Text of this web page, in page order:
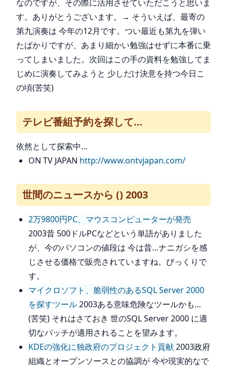
なのですが、その際に活用させていただこうと思いま
す。ありがとうございます。→ そういえば、最寄の
第九演奏は 今年の12月です。つい最近も第九を弾い
たばかりですが、あまり細かい勉強はせずに本番に乗
ってしまいました。次回はこの手の資料を勉強してま
じめに演奏してみようと 少しだけ決意を持つ今日こ
の頃(苦笑)
テレビ番組予約を探して…
依然として探索中…
ON TV JAPAN http://www.ontvjapan.com/
世間のニュースから () 2003
2万9800円PC、マウスコンピューターが発売
2003昔 500ドルPCなどという単語がありました
が、今のパソコンの値段は 今は昔…ナニガシを感
じさせる価格で販売されていますね。びっくりで
す。
マイクロソフト、脆弱性のあるSQL Server 2000
を探すツール2003ある意味危険なツールかも…
(苦笑) それはさておき 世のSQL Server 2000 に適
切なパッチが適用されることを望みます。
KDEの強化に独政府のプロジェクト貢献2003政府
組織とオープンソースとの協調が 今や現実的なで